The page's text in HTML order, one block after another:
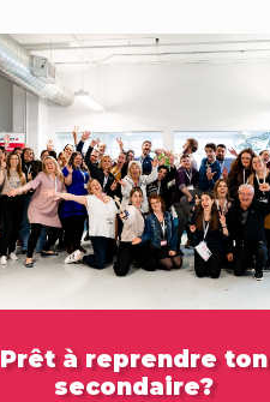
Prêt à reprendre ton
secondaire?